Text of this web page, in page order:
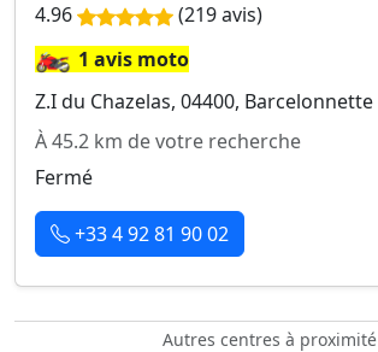
4.96 (219 avis)
🏍️1 avis moto
Z.I du Chazelas, 04400, Barcelonnette
À 45.2 km de votre recherche
Fermé
+33 4 92 81 90 02
Autres centres à proximité